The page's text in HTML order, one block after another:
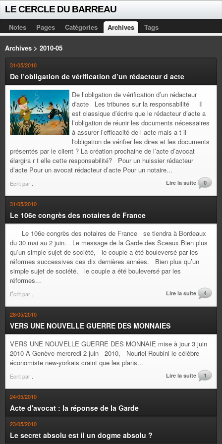
LE CERCLE DU BARREAU
Notes Pages Catégories Archives Tags
Archives > 2010-05
31/05/2010
De l’obligation de vérification d’un rédacteur d acte
De l’obligation de vérification d’un rédacteur
d'acte Les tribunes sur la responsabilité Il
est classique d’écrire que le rédacteur d’acte a
l’obligation de réunir les documents nécessaires
à assurer l’efficacité de l acte mais a t il
l'obligation de vérifier les dires et les documents
présentés par le client ? La création prochaine de l’acte d’avocat
élargira r t elle cette responsabilité? Pour un huissier rédacteur
d’acte Pour un avocat rédacteur d’acte Pour un notaire...
Écrit par Lire la suite 0
31/05/2010
Le 106e congrès des notaires de France
Le 106e congrès des notaires de France se tiendra à Bordeaux
du 30 mai au 2 juin. Le message de la Garde des Sceaux Bien plus
qu’un simple sujet de société, le couple a été bouleversé par les
réformes successives ces dix dernières années. Bien plus qu’un
simple sujet de société, le couple a été bouleversé par les
réformes...
Écrit par Lire la suite 4
28/05/2010
VERS UNE NOUVELLE GUERRE DES MONNAIES
VERS UNE NOUVELLE GUERRE DES MONNAIE mise à jour 3 juin
2010 A Genève mercredi 2 juin 2010, Nouriel Roubini le célèbre
économiste new-yorkais craint que les plans...
Écrit par Lire la suite 1
24/05/2010
Acte d'avocat : la réponse de la Garde
23/05/2010
Le secret absolu est il un dogme absolu ?